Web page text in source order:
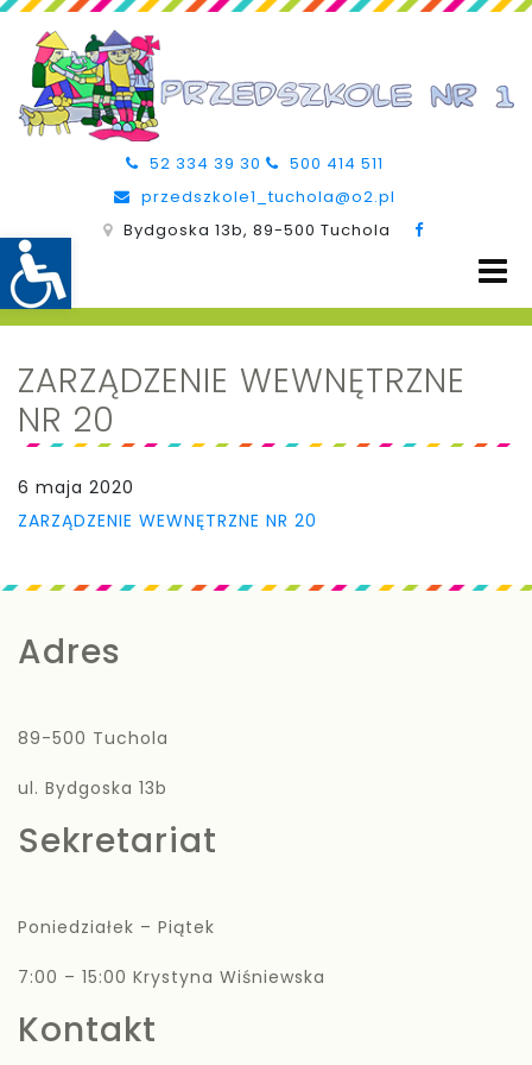
52 334 39 30
500 414 511
przedszkole1_tuchola@o2.pl
Bydgoska 13b, 89-500 Tuchola
ZARZĄDZENIE WEWNĘTRZNE
NR 20
6 maja 2020
ZARZĄDZENIE WEWNĘTRZNE NR 20
Adres
89-500 Tuchola
ul. Bydgoska 13b
Sekretariat
Poniedziałek – Piątek
7:00 – 15:00 Krystyna Wiśniewska
Kontakt